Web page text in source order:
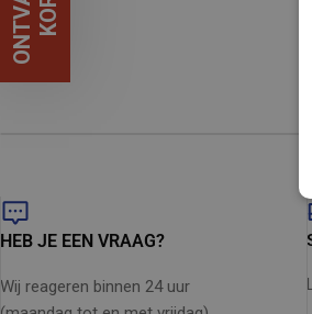
Fantastisch om te hanteren –
Kwaliteit – niet één, maar twee
HEB JE EEN VRAAG?
Wij reageren binnen 24 uur